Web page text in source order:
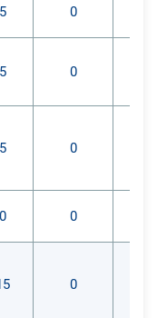
5 0
5 0
5 0
0 0
0